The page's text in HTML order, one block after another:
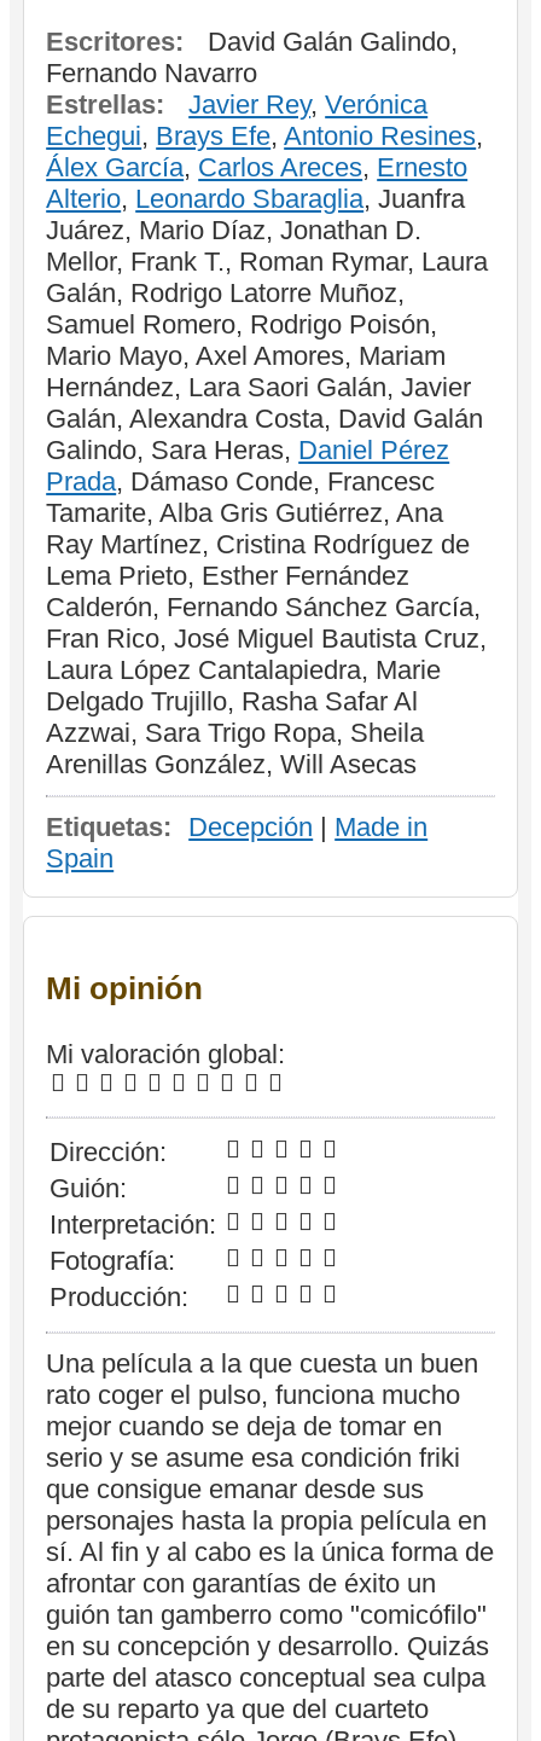
Escritores:
David Galán Galindo,
Fernando Navarro
Estrellas:
Javier Rey,Verónica
Echegui, Brays Efe,Antonio Resines,
Álex García, Carlos Areces, Ernesto
Alterio, Leonardo Sbaraglia, Juanfra
Juárez, Mario Díaz, Jonathan D.
Mellor, Frank T., Roman Rymar, Laura
Galán, Rodrigo Latorre Muñoz,
Samuel Romero, Rodrigo Poisón,
Mario Mayo, Axel Amores, Mariam
Hernández, Lara Saori Galán, Javier
Galán, Alexandra Costa, David Galán
Galindo, Sara Heras, Daniel Pérez
Prada, Dámaso Conde, Francesc
Tamarite, Alba Gris Gutiérrez, Ana
Ray Martínez, Cristina Rodríguez de
Lema Prieto, Esther Fernández
Calderón, Fernando Sánchez García,
Fran Rico, José Miguel Bautista Cruz,
Laura López Cantalapiedra, Marie
Delgado Trujillo, Rasha Safar Al
Azzwai, Sara Trigo Ropa, Sheila
Arenillas González, Will Asecas
Etiquetas: Decepción | Made in
Spain
Mi opinión
Mi valoración global:
Dirección:
Guión:
Interpretación:
Fotografía:
Producción:
Una película a la que cuesta un buen
rato coger el pulso, funciona mucho
mejor cuando se deja de tomar en
serio y se asume esa condición friki
que consigue emanar desde sus
personajes hasta la propia película en
sí. Al fin y al cabo es la única forma de
afrontar con garantías de éxito un
guión tan gamberro como "comicófilo"
en su concepción y desarrollo. Quizás
parte del atasco conceptual sea culpa
de su reparto ya que del cuarteto